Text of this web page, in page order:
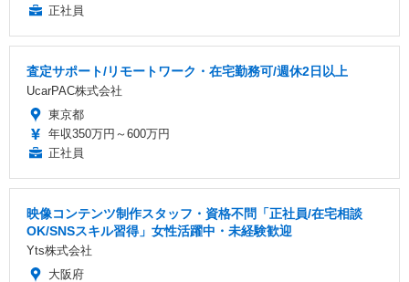
正社員
査定サポート/リモートワーク・在宅勤務可/週休2日以上
UcarPAC株式会社
東京都
年収350万円～600万円
正社員
映像コンテンツ制作スタッフ・資格不問「正社員/在宅相談
OK/SNSスキル習得」女性活躍中・未経験歓迎
Yts株式会社
大阪府